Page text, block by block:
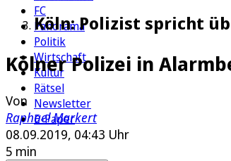
FC
Panorama
Politik
Wirtschaft
Kultur
Rätsel
Newsletter
E-Paper
Köln: Polizist spricht
Kölner Polizei in
Von
Raphael Markert
08.09.2019, 04:43 Uhr
5 min